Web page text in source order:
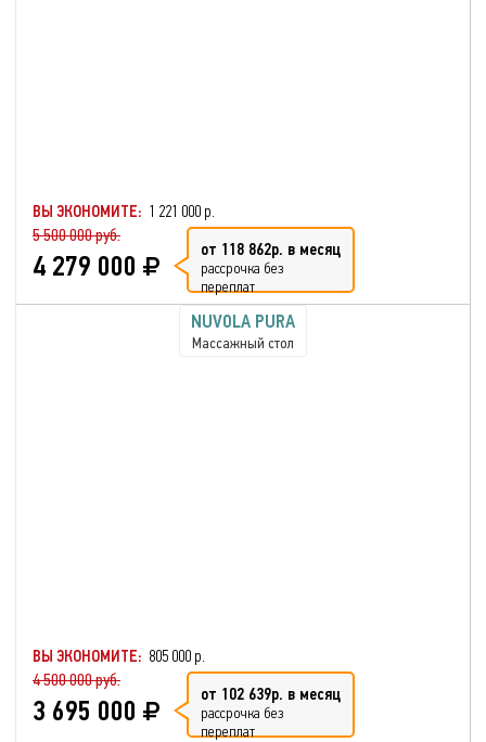
ВЫ ЭКОНОМИТЕ: 1 221 000 р.
5 500 000 руб.
4 279 000 от 118 862р. в месяц
рассрочка без
переплат
NUVOLA PURA
Массажный стол
ВЫ ЭКОНОМИТЕ: 805 000 р.
4 500 000 руб.
3 695 000 от 102 639р. в месяц
рассрочка без
переплат